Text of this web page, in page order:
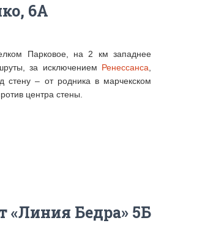
6А
Парковое, на 2 км западнее
за исключением Ренессанса
– от родника в марчекском
центра стены.
Бедра» 5Б